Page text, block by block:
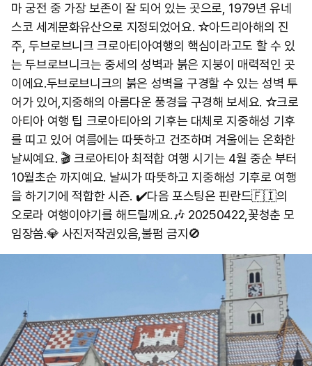
마 궁전 중 가장 보존이 잘 되어 있는 곳으로, 1979년 유네
스코 세계문화유산으로 지정되었어요. ☆​아드리아해의 진
주, 두브로브니크 크로아티아여행의 핵심이라고도 할 수 있
는 두브로브니크는 중세의 성벽과 붉은 지붕이 매력적인 곳
이에요. ​두브로브니크의 붉은 성벽을 구경할 수 있는 성벽 투
어가 있어,지중해의 아름다운 풍경을 구경해 보세요. ☆크로
아티아 여행 팁 크로아티아의 기후는 대체로 지중해성 기후
를 띠고 있어 여름에는 따뜻하고 건조하며 겨울에는 온화한
날씨예요. 🎬 ​크로아티아 최적합 여행 시기는 4월 중순 부터
10월초순 까지예요. 날씨가 따뜻하고 지중해성 기후로 여행
을 하기기에 적합한 시즌. ✔️다음 포스팅은 핀란드🇫🇮의
오로라 여행이야기를 해드릴께요.🎶 20250422,꽃청춘 모
임장씀.💎 사진저작권있음,불펌 금지🚫